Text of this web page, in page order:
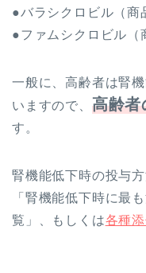
●バラシクロビル（商
●ファムシクロビル（
一般に、高齢者は腎
いますので、 高齢者
す。
腎機能低下時の投与
「腎機能低下時に最
覧」、もしくは各種